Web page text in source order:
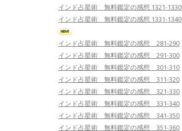
インド占星術 無料鑑定の感想 1321-1330
インド占星術 無料鑑定の感想 1331-1340
インド占星術 無料鑑定の感想 281-290
インド占星術 無料鑑定の感想 291-300
インド占星術 無料鑑定の感想 301-310
インド占星術 無料鑑定の感想 311-320
インド占星術 無料鑑定の感想 321-330
インド占星術 無料鑑定の感想 331-340
インド占星術 無料鑑定の感想 341-350
インド占星術 無料鑑定の感想 351-360